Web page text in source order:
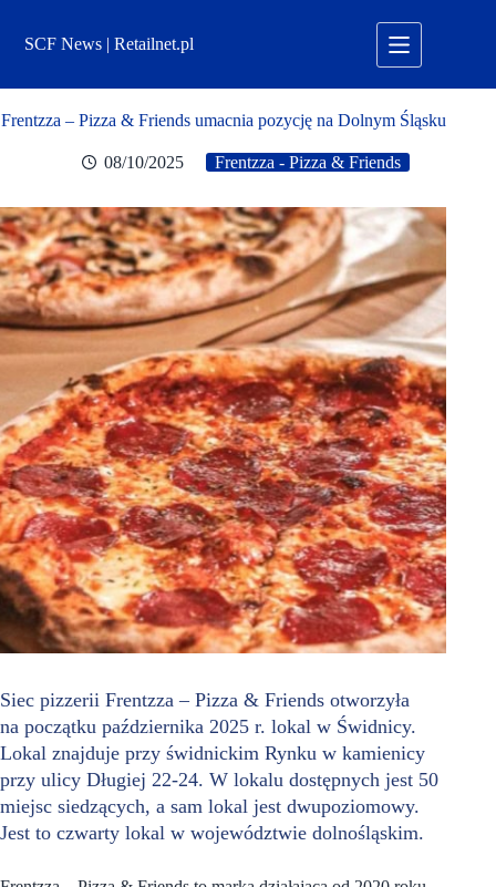
treściSCF News | Retailnet.pl
Frentzza – Pizza & Friends umacnia pozycję na Dolnym Śląsku
08/10/2025 Frentzza - Pizza & Friends
Siec pizzerii Frentzza – Pizza & Friends otworzyła
na początku października 2025 r. lokal w Świdnicy.
Lokal znajduje przy świdnickim Rynku w kamienicy
przy ulicy Długiej 22-24. W lokalu dostępnych jest 50
miejsc siedzących, a sam lokal jest dwupoziomowy.
Jest to czwarty lokal w województwie dolnośląskim.